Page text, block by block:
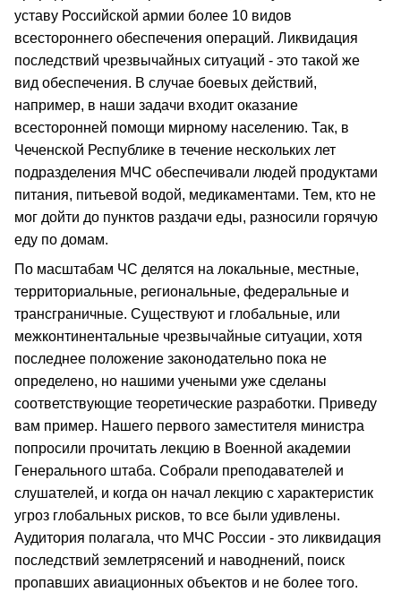
уставу Российской армии более 10 видов
всестороннего обеспечения операций. Ликвидация
последствий чрезвычайных ситуаций - это такой же
вид обеспечения. В случае боевых действий,
например, в наши задачи входит оказание
всесторонней помощи мирному населению. Так, в
Чеченской Республике в течение нескольких лет
подразделения МЧС обеспечивали людей продуктами
питания, питьевой водой, медикаментами. Тем, кто не
мог дойти до пунктов раздачи еды, разносили горячую
еду по домам.
По масштабам ЧС делятся на локальные, местные,
территориальные, региональные, федеральные и
трансграничные. Существуют и глобальные, или
межконтинентальные чрезвычайные ситуации, хотя
последнее положение законодательно пока не
определено, но нашими учеными уже сделаны
соответствующие теоретические разработки. Приведу
вам пример. Нашего первого заместителя министра
попросили прочитать лекцию в Военной академии
Генерального штаба. Собрали преподавателей и
слушателей, и когда он начал лекцию с характеристик
угроз глобальных рисков, то все были удивлены.
Аудитория полагала, что МЧС России - это ликвидация
последствий землетрясений и наводнений, поиск
пропавших авиационных объектов и не более того.